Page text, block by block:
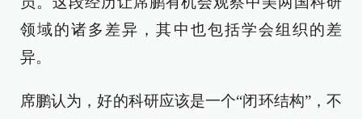
领域的诸多差异，其中也包括学会组织的差
异。
席鹏认为，好的科研应该是一个“闭环结构”，不